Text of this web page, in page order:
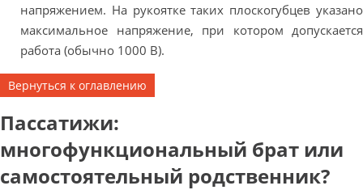
напряжением. На рукоятке таких плоскогубцев указано
максимальное напряжение, при котором допускается
работа (обычно 1000 В).
Вернуться к оглавлению
Пассатижи:
многофункциональный брат или
самостоятельный родственник?